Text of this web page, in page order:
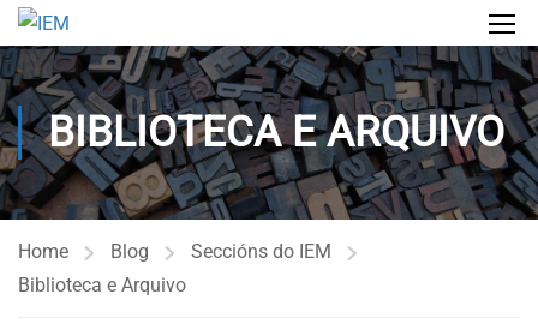
BIBLIOTECA E ARQUIVO
Home Blog
Seccións do IEM
Biblioteca e Arquivo